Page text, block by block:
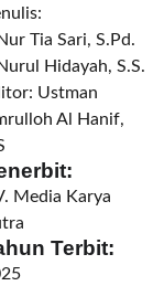
Tia Sari, S.Pd.
Hidayah, S.S.
Ustman
Al Hanif,
Media Karya
Terbit: